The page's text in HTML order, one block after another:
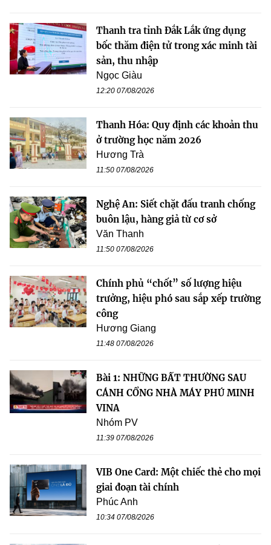
Thanh tra tỉnh Đắk Lắk ứng dụng
bốc thăm điện tử trong xác minh tài
sản, thu nhập
Ngọc Giàu
12:20 07/08/2026
Thanh Hóa: Quy định các khoản thu
ở trường học năm 2026
Hương Trà
11:50 07/08/2026
Nghệ An: Siết chặt đấu tranh chống
buôn lậu, hàng giả từ cơ sở
Văn Thanh
11:50 07/08/2026
Chính phủ “chốt” số lượng hiệu
trưởng, hiệu phó sau sắp xếp trường
công
Hương Giang
11:48 07/08/2026
Bài 1: NHỮNG BẤT THƯỜNG SAU
CÁNH CỔNG NHÀ MÁY PHÚ MINH
VINA
Nhóm PV
11:39 07/08/2026
VIB One Card: Một chiếc thẻ cho mọi
giai đoạn tài chính
Phúc Anh
10:34 07/08/2026